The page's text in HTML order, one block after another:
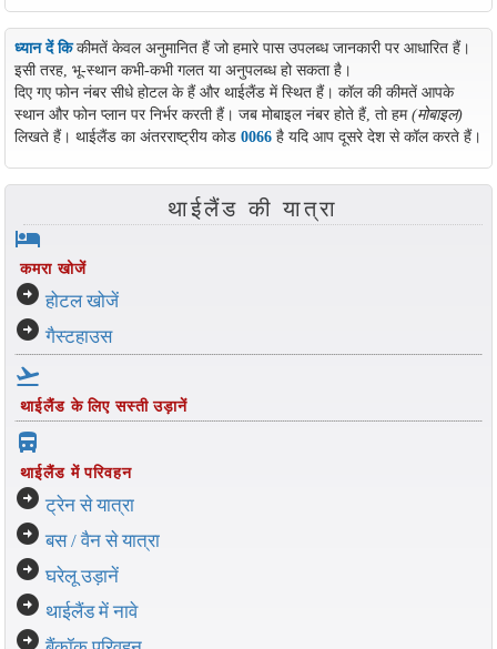
ध्यान दें किकीमतें केवल अनुमानित हैं जो हमारे पास उपलब्ध जानकारी पर आधारित हैं।
इसी तरह, भू-स्थान कभी-कभी गलत या अनुपलब्ध हो सकता है।
दिए गए फोन नंबर सीधे होटल के हैं और थाईलैंड में स्थित हैं। कॉल की कीमतें आपके
स्थान और फोन प्लान पर निर्भर करती हैं। जब मोबाइल नंबर होते हैं, तो हम(मोबाइल)
लिखते हैं। थाईलैंड का अंतरराष्ट्रीय कोड 0066है यदि आप दूसरे देश से कॉल करते हैं।
थाईलैंड की यात्रा
hotel
कमरा खोजें
arrow_circle_right होटल खोजें
arrow_circle_right गैस्टहाउस
flight_takeoff
थाईलैंड के लिए सस्ती उड़ानें
directions_bus_filled
थाईलैंड में परिवहन
arrow_circle_right ट्रेन से यात्रा
arrow_circle_right बस / वैन से यात्रा
arrow_circle_right घरेलू उड़ानें
arrow_circle_right थाईलैंड में नावे
arrow_circle_right